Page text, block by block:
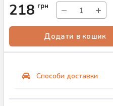
218 грн − +
Додати в кошик
Способи доставки